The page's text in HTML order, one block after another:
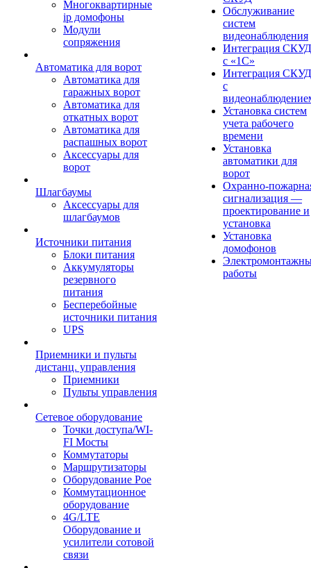
Многоквартирные
ip домофоны
Модули
сопряжения
Автоматика для ворот
Автоматика для
гаражных ворот
Автоматика для
откатных ворот
Автоматика для
распашных ворот
Аксессуары для
ворот
Шлагбаумы
Аксессуары для
шлагбаумов
Источники питания
Блоки питания
Аккумуляторы
резервного
питания
Бесперебойные
источники питания
UPS
Приемники и пульты
дистанц. управления
Приемники
Пульты управления
Сетевое оборудование
Точки доступа/WI-
FI Мосты
Коммутаторы
Маршрутизаторы
Оборудование Poe
Коммутационное
оборудование
4G/LTE
Оборудование и
усилители сотовой
связи
Обслуживание
систем
видеонаблюдения
Интеграция СКУД
с «1С»
Интеграция СКУД
с
Установка систем
учета рабочего
времени
Установка
автоматики для
ворот
Охранно-
сигнализация —
проектирование и
установка
Установка
домофонов
работы